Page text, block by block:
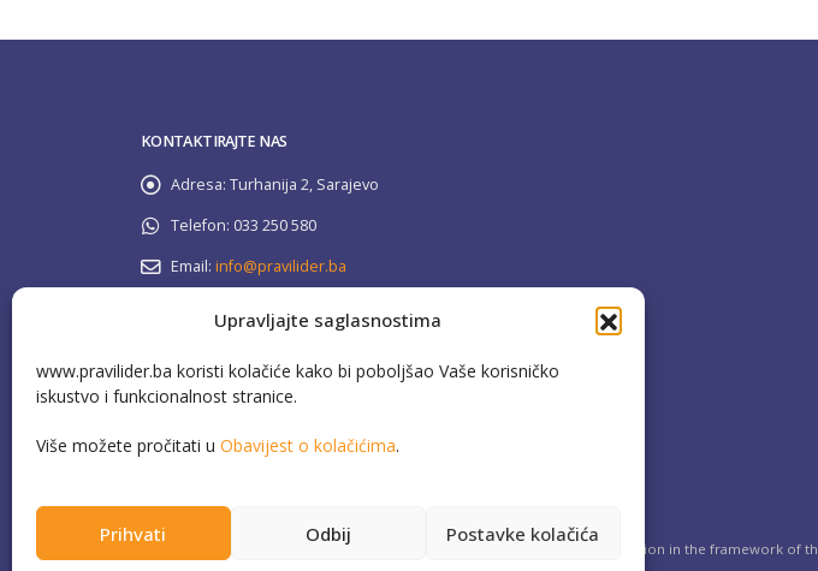
Upravljajte saglasnostima
www.pravilider.ba koristi kolačiće kako bi poboljšao Vaše korisničko
iskustvo i funkcionalnost stranice.
Više možete pročitati u Obavijest o kolačićima.
Prihvati Odbij Postavke kolačića
KONTAKTIRAJTE NAS
Adresa: Turhanija 2, Sarajevo
Telefon: 033 250 580
Email: info@pravilider.ba
Besplatna info linija: 080 022 336
This website has been produced with the assistance of the European Union in the framework